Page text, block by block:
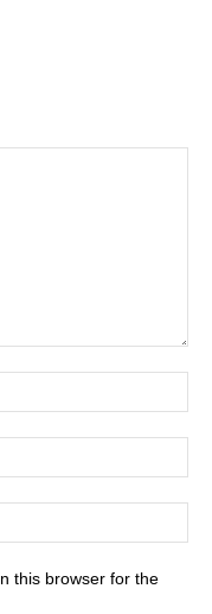
this browser for the